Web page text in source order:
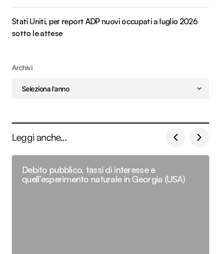
Stati Uniti, per report ADP nuovi occupati a luglio 2026
sotto le attese
Archivi
Leggi anche...
Debito pubblico, tassi di interesse e
quell’esperimento naturale in Georgia (USA)